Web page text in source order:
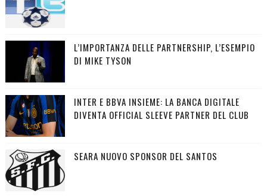
L’IMPORTANZA DELLE PARTNERSHIP, L’ESEMPIO
DI MIKE TYSON
INTER E BBVA INSIEME: LA BANCA DIGITALE
DIVENTA OFFICIAL SLEEVE PARTNER DEL CLUB
SEARA NUOVO SPONSOR DEL SANTOS